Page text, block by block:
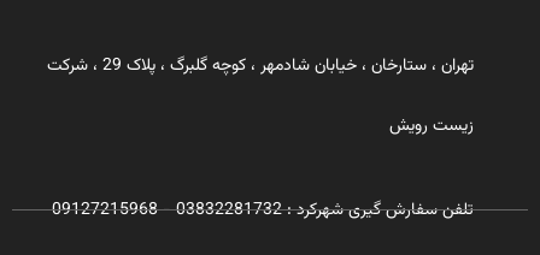
تهران ، ستارخان ، خیابان شادمهر ، کوچه گلبرگ ، پلاک 29 ، شرکت
زیست رویش
تلفن سفارش گیری شهرکرد : 03832281732 - 09127215968